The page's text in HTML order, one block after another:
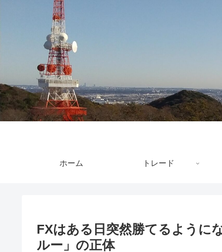
ホーム トレード
FXはある日突然勝てるように
ルー」の正体